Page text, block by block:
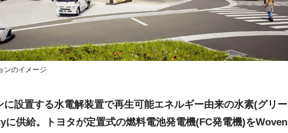
ンのイメージ
設置する水電解装置で再生可能エネルギー由来の水素(グリー
に供給。トヨタが定置式の燃料電池発電機(FC発電機)をWoven